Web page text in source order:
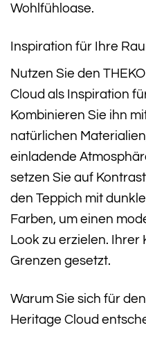
Wohlfühloase.
Inspiration für Ihre
Nutzen Sie den
Cloud als Inspiration
Kombinieren Sie ihn
natürlichen
einladende
setzen Sie auf
den Teppich mit
Farben, um einen
Look zu erzielen.
Grenzen gesetzt.
Warum Sie sich für
Heritage Cloud